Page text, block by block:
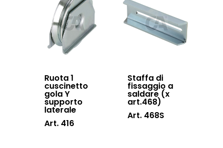
Ruota 1
cuscinetto
gola Y
supporto
laterale
Art. 416
Staffa di
fissaggio a
saldare (x
art.468)
Art. 468S